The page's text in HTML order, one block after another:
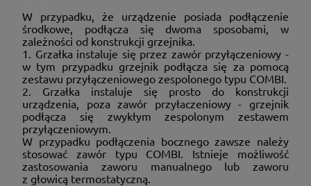
W przypadku, że urządzenie posiada podłączenie
środkowe, podłącza się dwoma sposobami, w
zależności od konstrukcji grzejnika.
1. Grzałka instaluje się przez zawór przyłączeniowy -
w tym przypadku grzejnik podłącza się za pomocą
zestawu przyłączeniowego zespolonego typu COMBI.
2. Grzałka instaluje się prosto do konstrukcji
urządzenia, poza zawór przyłaczeniowy - grzejnik
podłącza się zwykłym zespolonym zestawem
przyłączeniowym.
W przypadku podłączenia bocznego zawsze należy
stosować zawór typu COMBI. Istnieje możliwość
zastosowania zaworu manualnego lub zaworu
z głowicą termostatyczną.